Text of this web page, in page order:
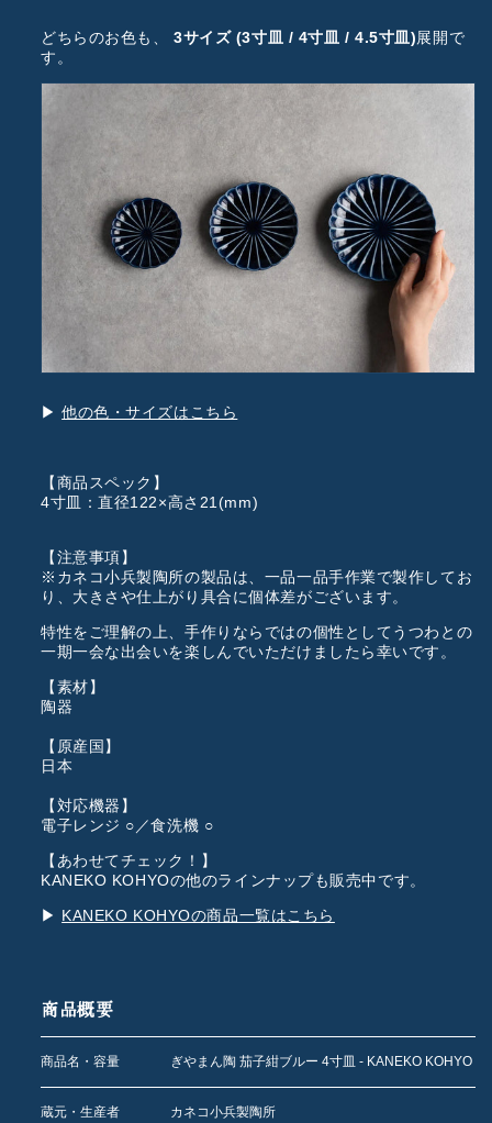
どちらのお色も、 3サイズ (3寸皿 / 4寸皿 / 4.5寸皿)展開で
す。
▶︎他の色・サイズはこちら
【商品スペック】
4寸皿：直径122×高さ21(mm)
【注意事項】
※カネコ小兵製陶所の製品は、一品一品手作業で製作してお
り、大きさや仕上がり具合に個体差がございます。
特性をご理解の上、手作りならではの個性としてうつわとの
一期一会な出会いを楽しんでいただけましたら幸いです。
【素材】
陶器
【原産国】
日本
【対応機器】
電子レンジ ○／食洗機 ○
【あわせてチェック！】
KANEKO KOHYOの他のラインナップも販売中です。
▶︎ KANEKO KOHYOの商品一覧はこちら
商品概要
商品名・容量 ぎやまん陶 茄子紺ブルー 4寸皿 - KANEKO KOHYO
蔵元・生産者 カネコ小兵製陶所